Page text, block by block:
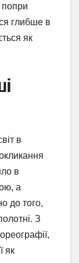
попри
глибше в
як
в
в
а
до того,
З
як